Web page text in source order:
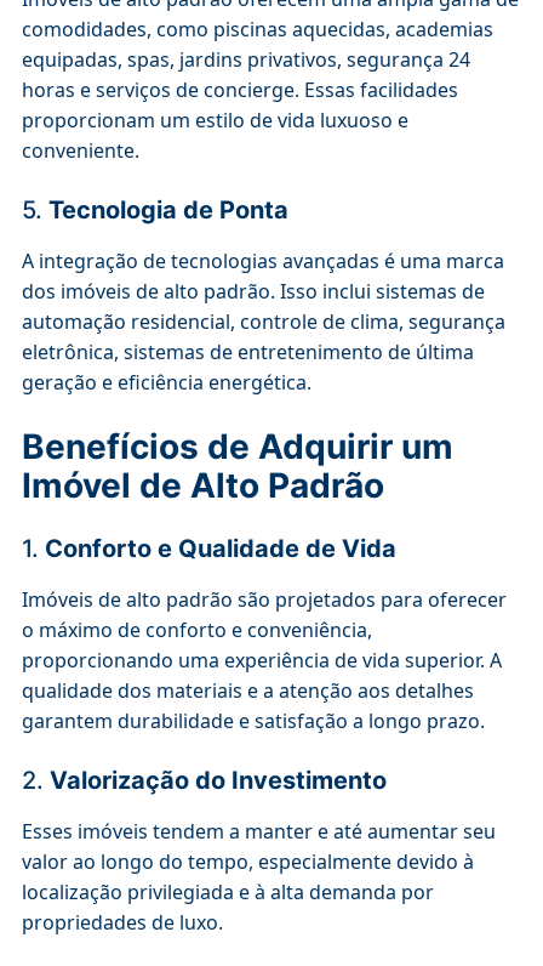
comodidades, como piscinas aquecidas, academias
equipadas, spas, jardins privativos, segurança 24
horas e serviços de concierge. Essas facilidades
proporcionam um estilo de vida luxuoso e
conveniente.
5. Tecnologia de Ponta
A integração de tecnologias avançadas é uma marca
dos imóveis de alto padrão. Isso inclui sistemas de
automação residencial, controle de clima, segurança
eletrônica, sistemas de entretenimento de última
geração e eficiência energética.
Benefícios de Adquirir um
Imóvel de Alto Padrão
1. Conforto e Qualidade de Vida
Imóveis de alto padrão são projetados para oferecer
o máximo de conforto e conveniência,
proporcionando uma experiência de vida superior. A
qualidade dos materiais e a atenção aos detalhes
garantem durabilidade e satisfação a longo prazo.
2. Valorização do Investimento
Esses imóveis tendem a manter e até aumentar seu
valor ao longo do tempo, especialmente devido à
localização privilegiada e à alta demanda por
propriedades de luxo.